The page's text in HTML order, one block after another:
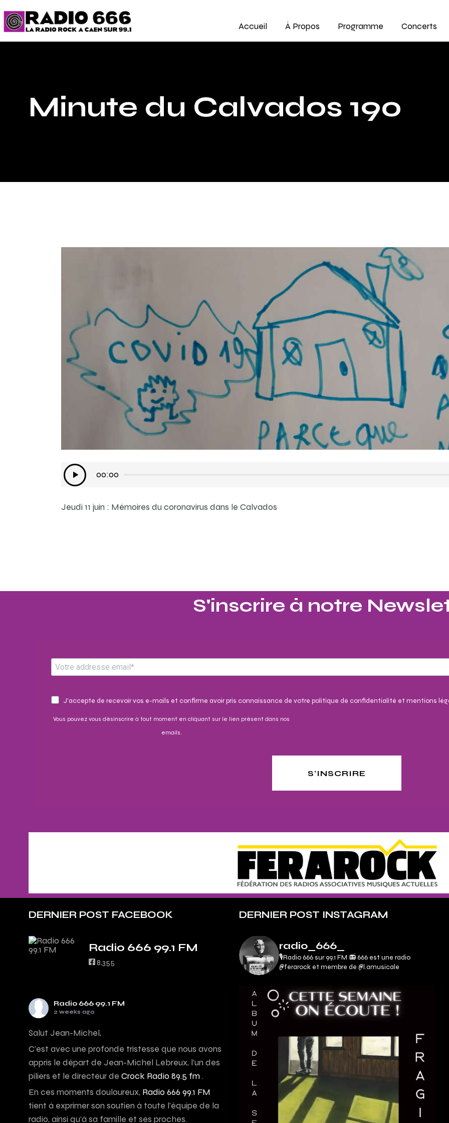
Accueil À Propos Programme Concerts
Minute du Calvados 190
Lecteur
audio
00:00
Jeudi 11 juin : Mémoires du coronavirus dans le Calvados
S'inscrire à notre
J'accepte de recevoir vos e-mails et confirme avoir pris connaissance de votre politique de confidentialité et mentions
Vous pouvez vous désinscrire à tout moment en cliquant sur le lien présent dans nos
emails.
S'INSCRIRE
DERNIER POST FACEBOOK
Radio 666 99.1 FM
8,355
Radio 666 99.1 FM
2 weeks ago
Salut Jean-Michel,
C’est avec une profonde tristesse que nous avons
appris le départ de Jean-Michel Lebreux, l’un des
piliers et le directeur de Crock Radio 89.5 fm .
En ces moments douloureux, Radio 666 99.1 FM
tient à exprimer son soutien à toute l’équipe de la
radio, ainsi qu’à sa famille et ses proches.
DERNIER POST INSTAGRAM
radio_666_
🎙Radio 666 sur 99.1 FM 📻666 est une radio
@ferarock et membre de @l.amusicale